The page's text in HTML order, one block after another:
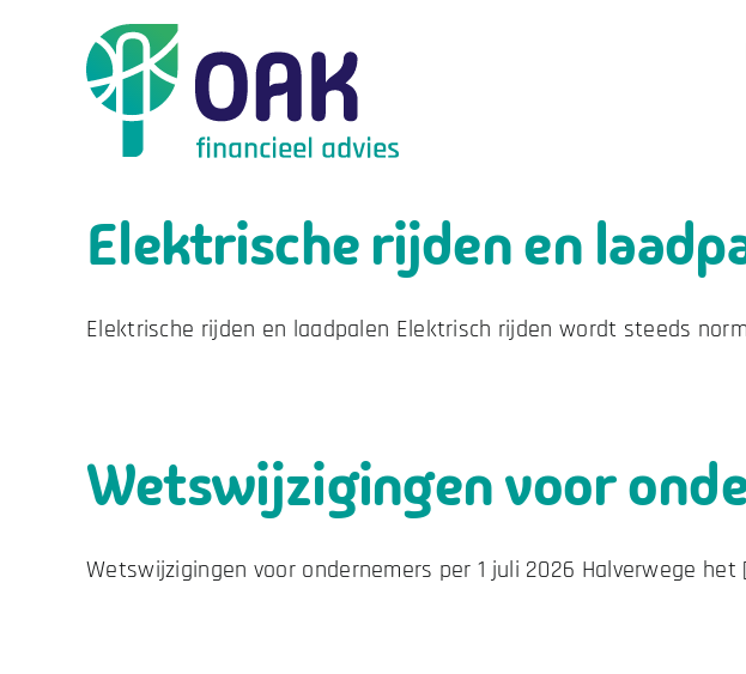
Elektrische rijden en
Elektrische rijden en laadpalen Elektrisch rijden wordt steeds
Wetswijzigingen voor
Wetswijzigingen voor ondernemers per 1 juli 2026 Halverwege het